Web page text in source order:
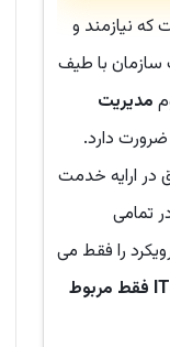
که نیازمند و
سازمان با طیف
مدیریت
ضرورت دارد.
در ارایه خدمت
تمامی
را فقط می
ITSM فقط مربوط